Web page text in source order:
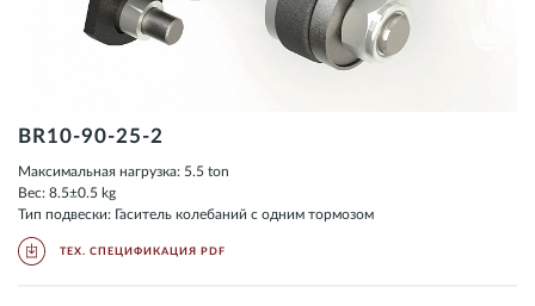
BR10-90-25-2
Максимальная нагрузка: 5.5 ton
Вес: 8.5±0.5 kg
Тип подвески: Гаситель колебаний с одним тормозом
ТЕХ. СПЕЦИФИКАЦИЯ PDF